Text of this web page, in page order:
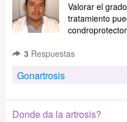
Valorar el
tratamiento
3 Respuestas
Gonartrosis
Donde da la artrosis?